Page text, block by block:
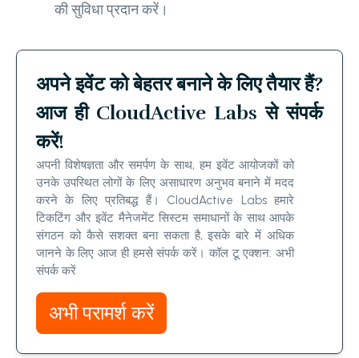
की सुविधा प्रदान करें।
अपने इवेंट को बेहतर बनाने के लिए तैयार हैं?
आज ही CloudActive Labs से संपर्क
करें!
अपनी विशेषज्ञता और समर्पण के साथ, हम इवेंट आयोजकों को
उनके उपस्थित लोगों के लिए असाधारण अनुभव बनाने में मदद
करने के लिए प्रतिबद्ध हैं। CloudActive Labs हमारे
टिकटिंग और इवेंट मैनेजमेंट सिस्टम समाधानों के साथ आपके
संगठन को कैसे सशक्त बना सकता है, इसके बारे में अधिक
जानने के लिए आज ही हमसे संपर्क करें। कॉल टू एक्शन: अभी
संपर्क करें
अभी परामर्श करें